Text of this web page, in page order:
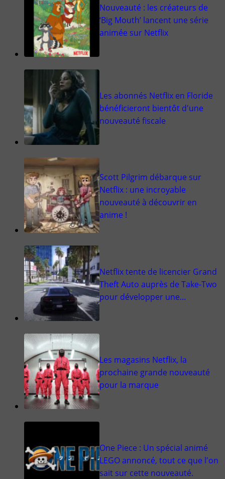
Nouveauté : les créateurs de
‘Big Mouth’ lancent une série
animée sur Netflix
Les abonnés Netflix en Floride
bénéficieront bientôt d'une
nouveauté fiscale
Scott Pilgrim débarque sur
Netflix : une incroyable
nouveauté à découvrir en
anime !
Netflix tente de licencier Grand
Theft Auto auprès de Take-Two
pour développer une…
Les magasins Netflix, la
prochaine grande nouveauté
pour la marque
One Piece : Un spécial animé
LEGO annoncé, tout ce que l'on
sait sur cette nouveauté.